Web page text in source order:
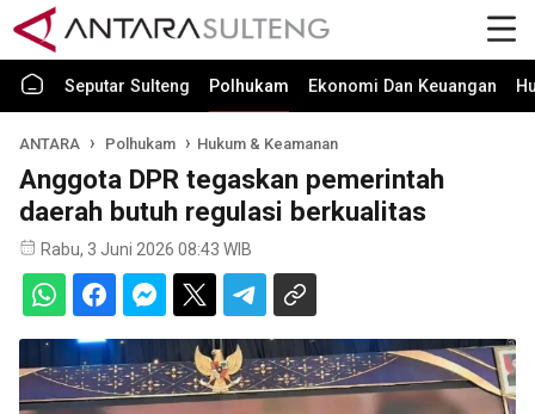
Seputar Sulteng Polhukam Ekonomi Dan Keuangan
ANTARA Polhukam Hukum & Keamanan
Anggota DPR tegaskan pemerintah
daerah butuh regulasi berkualitas
Rabu, 3 Juni 2026 08:43 WIB